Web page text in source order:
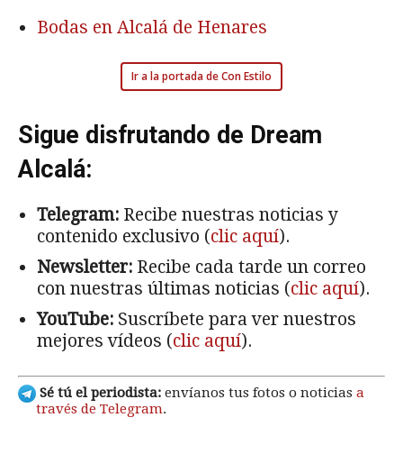
Bodas en Alcalá de Henares
Ir a la portada de Con Estilo
Sigue disfrutando de Dream
Alcalá:
Telegram: Recibe nuestras noticias y
contenido exclusivo (clic aquí).
Newsletter: Recibe cada tarde un correo
con nuestras últimas noticias (clic aquí).
YouTube: Suscríbete para ver nuestros
mejores vídeos (clic aquí).
Sé tú el periodista: envíanos tus fotos o noticias a
través de Telegram.